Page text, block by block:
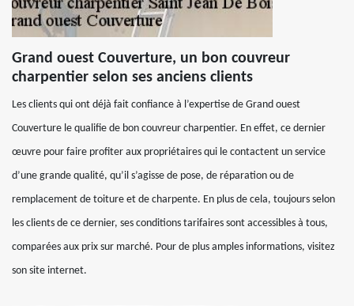
Grand ouest Couverture, un bon couvreur
charpentier selon ses anciens clients
Les clients qui ont déjà fait confiance à l’expertise de Grand ouest
Couverture le qualifie de bon couvreur charpentier. En effet, ce dernier
œuvre pour faire profiter aux propriétaires qui le contactent un service
d’une grande qualité, qu’il s’agisse de pose, de réparation ou de
remplacement de toiture et de charpente. En plus de cela, toujours selon
les clients de ce dernier, ses conditions tarifaires sont accessibles à tous,
comparées aux prix sur marché. Pour de plus amples informations, visitez
son site internet.